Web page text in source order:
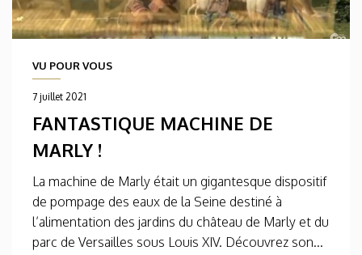
VU POUR VOUS
7 juillet 2021
FANTASTIQUE MACHINE DE
MARLY !
La machine de Marly était un gigantesque dispositif
de pompage des eaux de la Seine destiné à
l’alimentation des jardins du château de Marly et du
parc de Versailles sous Louis XIV. Découvrez son...